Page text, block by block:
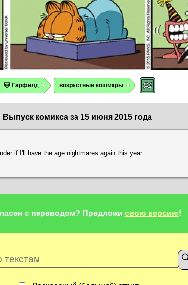
🐱 Гарфилд возрастные кошмары
Выпуск комикса за 15 июня 2015 года
if I'll have the age nightmares again this year.
с переводом? Предложи свою версию!